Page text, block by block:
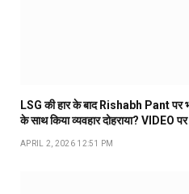
LSG की हार के बाद Rishabh Pant
के साथ किया व्यवहार दोहराया? VIDEO
APRIL 2, 2026 12:51 PM